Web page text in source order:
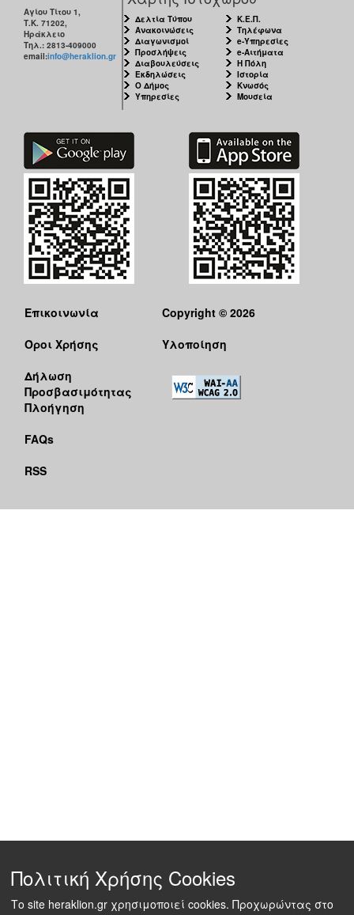
Αγίου Τίτου 1,
Τ.Κ. 71202,
Ηράκλειο
Τηλ.: 2813-409000
email:info@heraklion.gr
Δελτία Τύπου
Ανακοινώσεις
Διαγωνισμοί
Προσλήψεις
Διαβουλεύσεις
Εκδηλώσεις
Ο Δήμος
Υπηρεσίες
Κ.Ε.Π.
Τηλέφωνα
e-Υπηρεσίες
e-Αιτήματα
Η Πόλη
Ιστορία
Κνωσός
Μουσεία
Επικοινωνία
Όροι Χρήσης
Δήλωση
Προσβασιμότητας
Πλοήγηση
FAQs
RSS
Copyright © 2026
Υλοποίηση
Πολιτική Χρήσης Cookies
Το site heraklion.gr χρησιμοποιεί cookies. Προχωρώντας στο